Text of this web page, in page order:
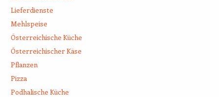
Lieferdienste
Mehlspeise
Österreichische Küche
Österreichischer Käse
Pflanzen
Pizza
Podhalische Küche